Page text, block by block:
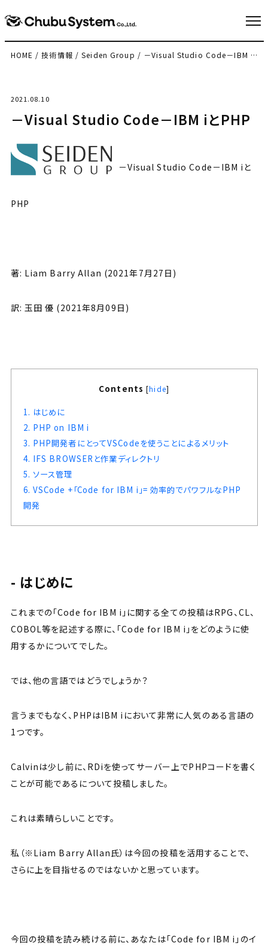
HOME /技術情報 /Seiden Group / －Visual Studio Code－IBM iとPHP
2021.08.10
－Visual Studio Code－IBM iとPHP
－Visual Studio Code－IBM iと
PHP
著: Liam Barry Allan (2021年7月27日)
訳: 玉田 優 (2021年8月09日)
Contents [hide]
1. はじめに
2. PHP on IBM i
3. PHP開発者にとってVSCodeを使うことによるメリット
4. IFS BROWSERと作業ディレクトリ
5. ソース管理
6. VSCode +「Code for IBM i」= 効率的でパワフルなPHP
開発
はじめに
これまでの「Code for IBM i」に関する全ての投稿はRPG、CL、
COBOL等を記述する際に、「Code for IBM i」をどのように使
用するかについてでした。
では、他の言語ではどうでしょうか？
言うまでもなく、PHPはIBM iにおいて非常に人気のある言語の
1つです。
Calvinは少し前に、RDiを使ってサーバー上でPHPコードを書く
ことが可能であるについて投稿しました。
これは素晴らしいことです。
私（※Liam Barry Allan氏）は今回の投稿を活用することで、
さらに上を目指せるのではないかと思っています。
今回の投稿を読み続ける前に、あなたは「Code for IBM i」のイ